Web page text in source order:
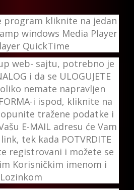
program kliknite na jedan
windows Media Player
QuickTime
web- sajtu, potrebno je
i da se ULOGUJETE
nemate napravljen
i ispod, kliknite na
tražene podatke i
E-MAIL adresu će Vam
tek kada POTVRDITE
registrovani i možete se
Korisničkim imenom i
Lozinkom